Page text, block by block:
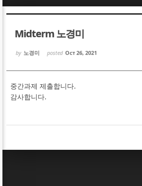
Midterm 노경미
by 노경미 posted Oct 26, 2021
중간과제 제출합니다.
감사합니다.
Sketchbook5, 스케치북5
Sketchbook5, 스케치북5
Sketchbook5, 스케치북5
Sketchbook5, 스케치북5